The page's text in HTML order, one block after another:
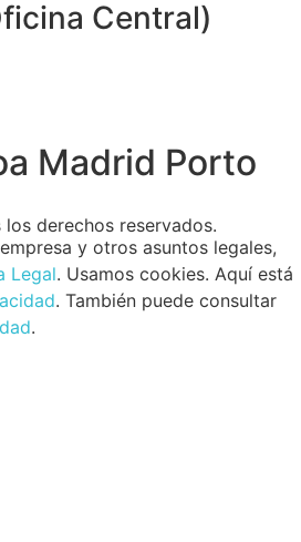
Central)
Madrid Porto
derechos reservados.
y otros asuntos legales,
Legal. Usamos cookies. Aquí está
. También puede consultar
.